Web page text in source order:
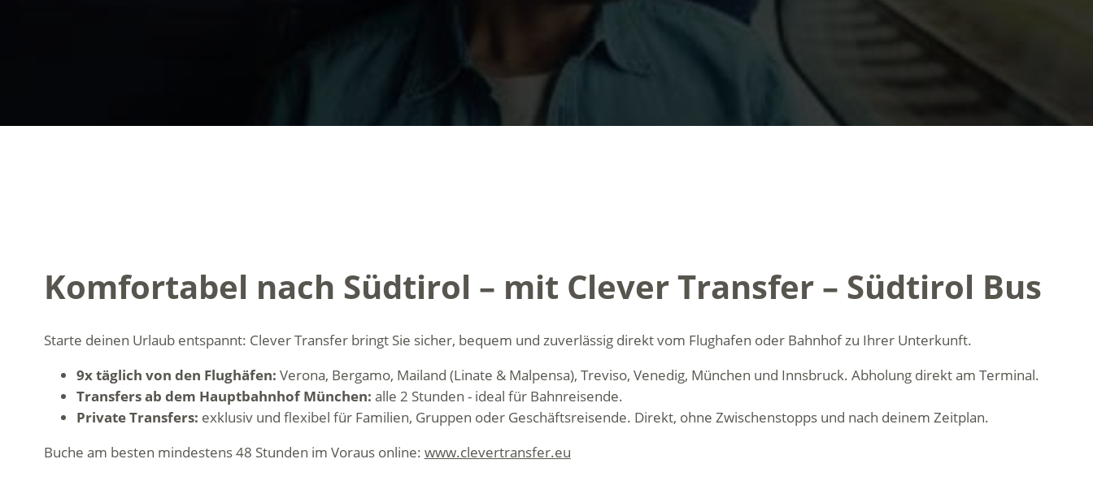
Komfortabel nach Südtirol – mit Clever Transfer – Südtirol Bus
Starte deinen Urlaub entspannt: Clever Transfer bringt Sie sicher, bequem und zuverlässig direkt vom Flughafen oder Bahnhof zu Ihrer Unterkunft.
9x täglich von den Flughäfen: Verona, Bergamo, Mailand (Linate & Malpensa), Treviso, Venedig, München und Innsbruck. Abholung direkt am Terminal.
Transfers ab dem Hauptbahnhof München: alle 2 Stunden - ideal für Bahnreisende.
Private Transfers: exklusiv und flexibel für Familien, Gruppen oder Geschäftsreisende. Direkt, ohne Zwischenstopps und nach deinem Zeitplan.
Buche am besten mindestens 48 Stunden im Voraus online: www.clevertransfer.eu